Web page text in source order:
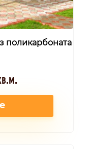
поликарбоната